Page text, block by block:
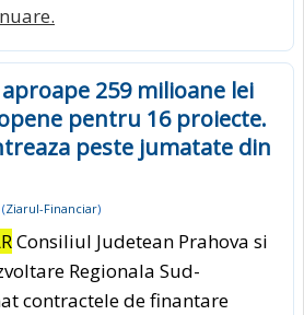
259 milioane lei
pentru 16 proiecte.
peste jumatate din
(Ziarul-Financiar)
Consiliul Judetean Prahova si
Regionala Sud-
contractele de finantare